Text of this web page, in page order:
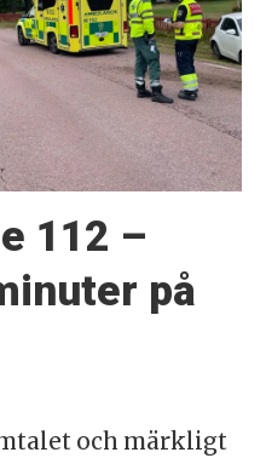
112 –
på
och märkligt